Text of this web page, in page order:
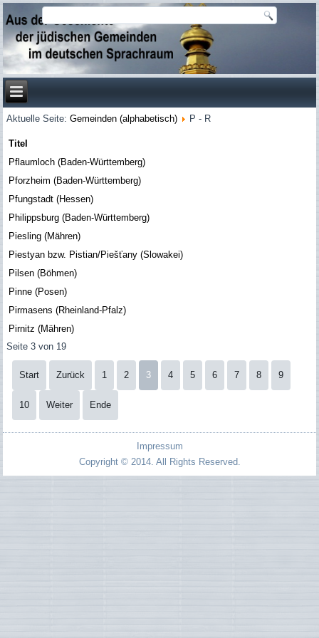
Aktuelle Seite:Gemeinden (alphabetisch) P - R
Titel
Pflaumloch (Baden-Württemberg)
Pforzheim (Baden-Württemberg)
Pfungstadt (Hessen)
Philippsburg (Baden-Württemberg)
Piesling (Mähren)
Piestyan bzw. Pistian/Piešťany (Slowakei)
Pilsen (Böhmen)
Pinne (Posen)
Pirmasens (Rheinland-Pfalz)
Pirnitz (Mähren)
Seite 3 von 19
Start Zurück 1 2 3 4 5 6 7 8 9
10 Weiter Ende
Impressum
Copyright © 2014. All Rights Reserved.